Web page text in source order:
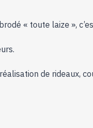
« toute laize »,
de rideaux,